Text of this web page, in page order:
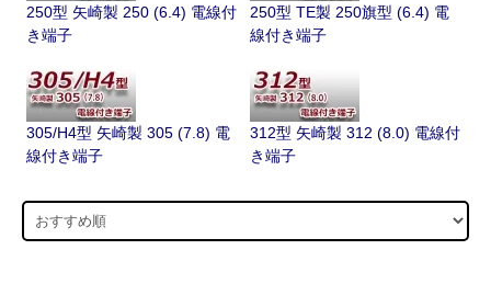
250型 矢崎製 250 (6.4) 電線付
き端子
250型 TE製 250旗型 (6.4) 電
線付き端子
305/H4型 矢崎製 305 (7.8) 電
線付き端子
312型 矢崎製 312 (8.0) 電線付
き端子